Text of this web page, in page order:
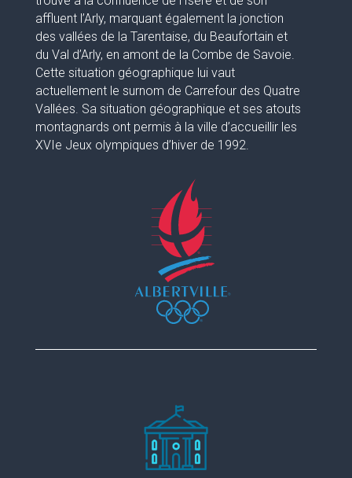
affluent l’Arly, marquant également la jonction
des vallées de la Tarentaise, du Beaufortain et
du Val d’Arly, en amont de la Combe de Savoie.
Cette situation géographique lui vaut
actuellement le surnom de Carrefour des Quatre
Vallées. Sa situation géographique et ses atouts
montagnards ont permis à la ville d’accueillir les
XVIe Jeux olympiques d’hiver de 1992.